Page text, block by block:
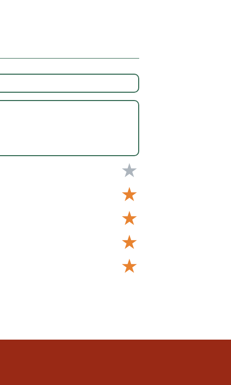
★
★
★
★
★